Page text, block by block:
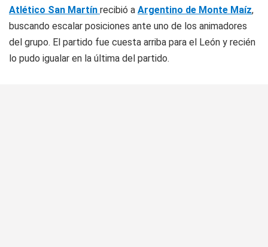
Atlético San Martín recibió a Argentino de Monte Maíz,
buscando escalar posiciones ante uno de los animadores
del grupo. El partido fue cuesta arriba para el León y recién
lo pudo igualar en la última del partido.